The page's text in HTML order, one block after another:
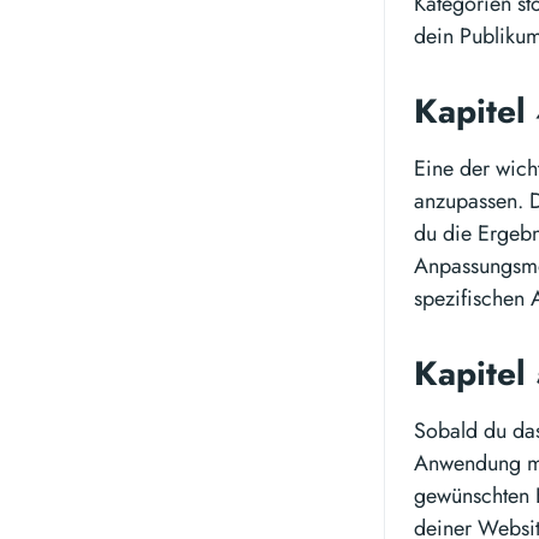
dein
Kapitel
Eine der
anzupassen.
du die
spezifischen
Sobald du
Anwendung
deiner